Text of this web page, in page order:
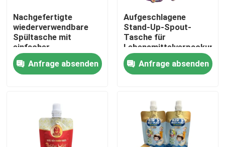
Treten Sie mit uns in Verbindung
Nachrichten
Verpacken- der Lebensmittelbeutel
Ausgussverpackungsbeutel
Nachgefertigte
wiederverwendbare
Spültasche mit
einfacher
Schalendichtung und
Babykappe
Anfrage absenden
Aufgeschlagene
Stand-Up-Spout-
Tasche für
von 10 g bis 1 kg
Anfrage absenden